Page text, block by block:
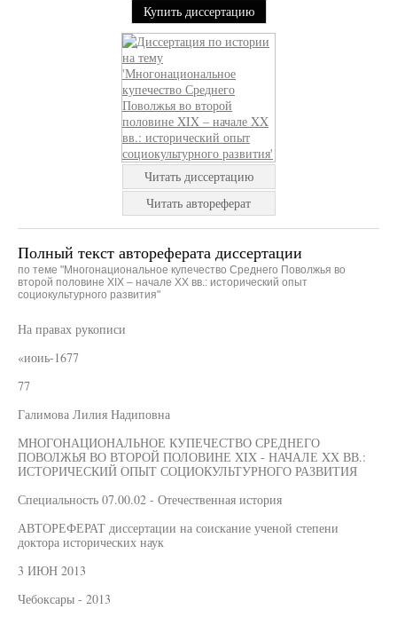
Купить диссертацию
Читать диссертацию
Читать автореферат
Полный текст автореферата диссертации
по теме "Многонациональное купечество Среднего Поволжья во
второй половине XIX – начале XX вв.: исторический опыт
социокультурного развития"
На правах рукописи
«иоиь-1677
77
Галимова Лилия Надиповна
МНОГОНАЦИОНАЛЬНОЕ КУПЕЧЕСТВО СРЕДНЕГО
ПОВОЛЖЬЯ ВО ВТОРОЙ ПОЛОВИНЕ XIX - НАЧАЛЕ XX ВВ.:
ИСТОРИЧЕСКИЙ ОПЫТ СОЦИОКУЛЬТУРНОГО РАЗВИТИЯ
Специальность 07.00.02 - Отечественная история
АВТОРЕФЕРАТ диссертации на соискание ученой степени
доктора исторических наук
3 ИЮН 2013
Чебоксары - 2013